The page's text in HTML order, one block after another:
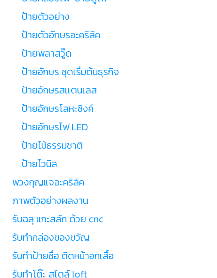
ป้ายตัวอย่าง
ป้ายตัวอักษรอะคริลิค
ป้ายพลาสวู๊ด
ป้ายอักษร ชุดเริ่มต้นธุรกิจ
ป้ายอักษรสเเตนเลส
ป้ายอักษรโลหะซิงค์
ป้ายอักษรไฟ LED
ป้ายไม้ธรรมชาติ
ป้ายไวนิล
พวงกุญแจอะคริลิค
ภาพตัวอย่างผลงาน
รับฉลุ แกะสลัก ด้วย cnc
รับทำกล่องของขวัญ
รับทำป้ายชื่อ ติดหน้าอกเสื้อ
รับทำโต๊ะ สไตล์ loft